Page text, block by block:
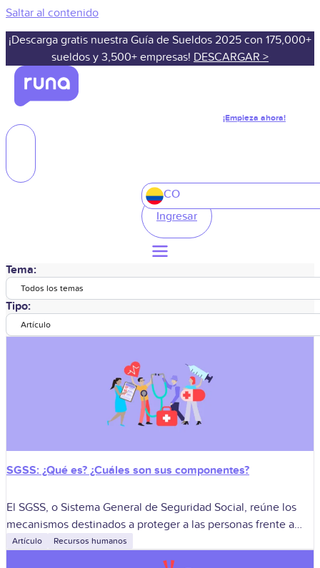
Saltar al contenido
¡Descarga gratis nuestra Guía de Sueldos 2025 con 175,000+
sueldos y 3,500+ empresas! DESCARGAR >
¡Empieza ahora!
CO
Ingresar
Tema:
Todos los temas
Tipo:
Artículo
SGSS: ¿Qué es? ¿Cuáles son sus componentes?
El SGSS, o Sistema General de Seguridad Social, reúne los
mecanismos destinados a proteger a las personas frente a
situaciones relacionadas con la salud, la vejez, la invalidez, la
Artículo Recursos humanos